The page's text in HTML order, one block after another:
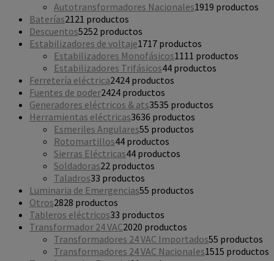
Autotransformadores Nacionales1919 productos
Baterías2121 productos
Descuentos5252 productos
Estabilizadores de voltaje1717 productos
Estabilizadores Monofásicos1111 productos
Estabilizadores Trifásicos44 productos
Ferretería eléctrica2424 productos
Fuentes de poder2424 productos
Generadores eléctricos & ats3535 productos
Herramientas eléctricas3636 productos
Esmeriles Angulares55 productos
Rotomartillos44 productos
Sierras Eléctricas44 productos
Soldadoras22 productos
Taladros33 productos
Luminaria de Emergencias55 productos
Otros2828 productos
Tableros eléctricos33 productos
Transformador 24 VAC2020 productos
Transformadores 24 VAC Importados55 productos
Transformadores 24 VAC Nacionales1515 productos